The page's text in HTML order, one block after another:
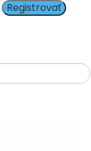
Registrovať